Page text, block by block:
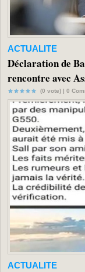
ACTUALITE
Déclaration de
rencontre avec
(0 vote) | 0
ACTUALITE